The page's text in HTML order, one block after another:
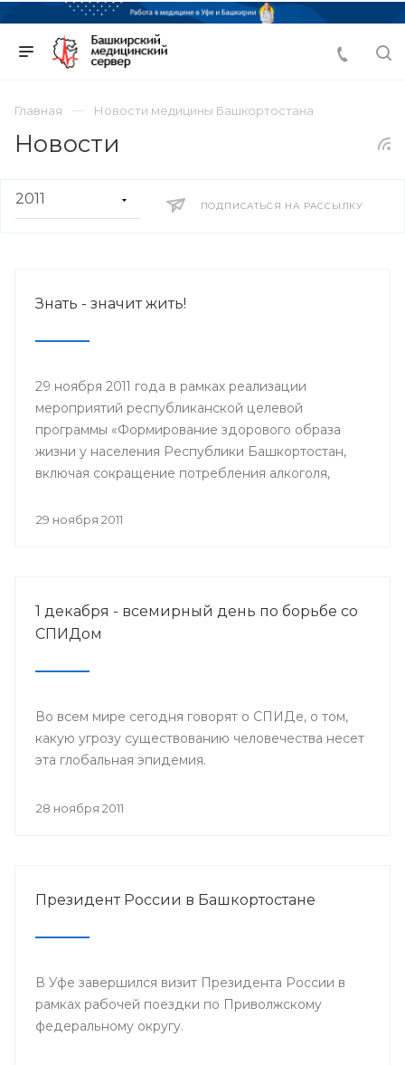
Главная Новости медицины Башкортостана
Новости
ПОДПИСАТЬСЯ НА РАССЫЛКУ
Знать - значит жить!
29 ноября 2011 года в рамках реализации
мероприятий республиканской целевой
программы «Формирование здорового образа
жизни у населения Республики Башкортостан,
включая сокращение потребления алкоголя,
годы» и проведения Всемирного дня борьбы со
выбираем здоровый образ жизни».
29 ноября 2011
1 декабря - всемирный день по борьбе со
СПИДом
Во всем мире сегодня говорят о СПИДе, о том,
какую угрозу существованию человечества несет
эта глобальная эпидемия.
28 ноября 2011
Президент России в Башкортостане
В Уфе завершился визит Президента России в
рамках рабочей поездки по Приволжскому
федеральному округу.